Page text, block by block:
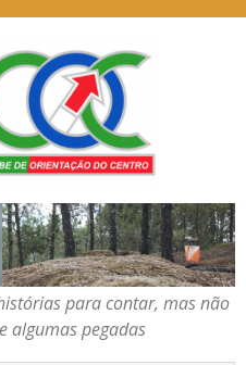
COC – CLUBE DE
ORIENTAÇÃO DO
CENTRO
Da floresta trazemos
muitas histórias para
contar, mas não deixamos
mais que algumas
pegadas
para contar, mas não
algumas pegadas